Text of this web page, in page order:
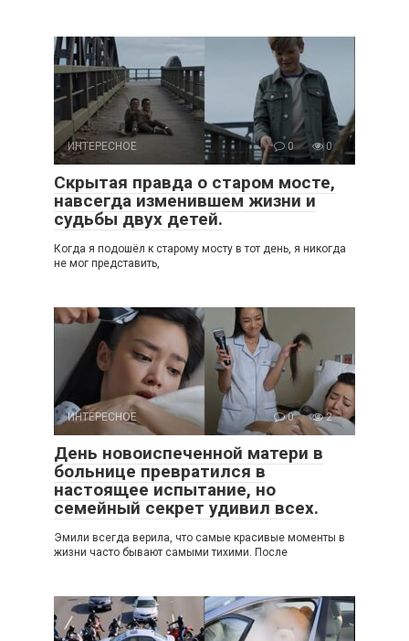
ИНТЕРЕСНОЕ 0 0
Скрытая правда о старом мосте,
навсегда изменившем жизни и
судьбы двух детей.
Когда я подошёл к старому мосту в тот день, я никогда
не мог представить,
ИНТЕРЕСНОЕ 0 2
День новоиспеченной матери в
больнице превратился в
настоящее испытание, но
семейный секрет удивил всех.
Эмили всегда верила, что самые красивые моменты в
жизни часто бывают самыми тихими. После